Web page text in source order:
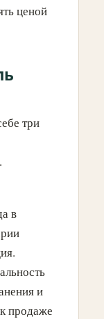
ценой
три
в
и
продаже